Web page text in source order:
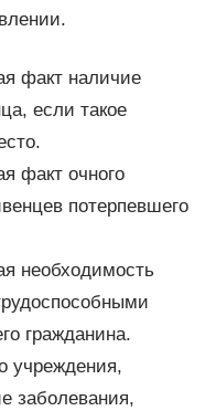
факт наличие
если такое
факт очного
потерпевшего
необходимость
гражданина.
учреждения,
заболевания,